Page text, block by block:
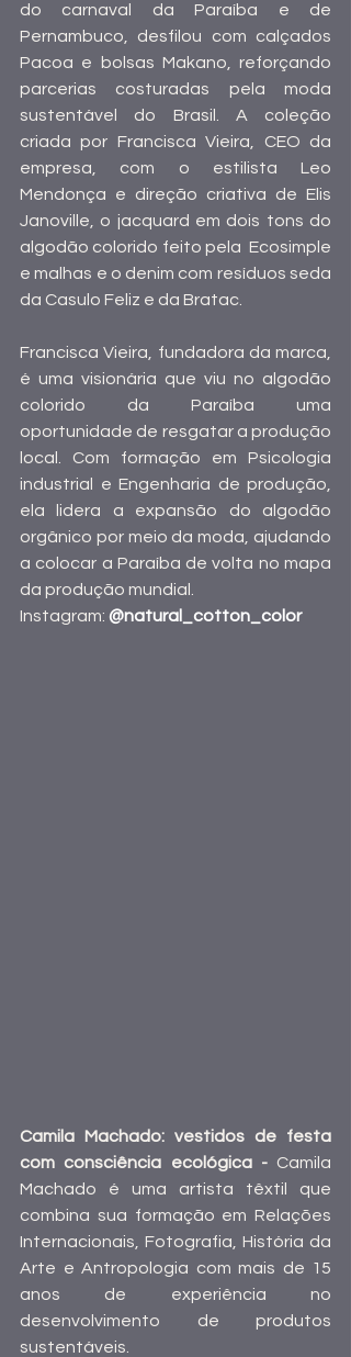
do carnaval da Paraíba e de
Pernambuco, desfilou com calçados
Pacoa e bolsas Makano, reforçando
parcerias costuradas pela moda
sustentável do Brasil. A coleção
criada por Francisca Vieira, CEO da
empresa, com o estilista Leo
Mendonça e direção criativa de Elis
Janoville, o jacquard em dois tons do
algodão colorido feito pela  Ecosimple
e malhas e o denim com resíduos seda
da Casulo Feliz e da Bratac.
Francisca Vieira, fundadora da marca,
é uma visionária que viu no algodão
colorido da Paraíba uma
oportunidade de resgatar a produção
local. Com formação em Psicologia
industrial e Engenharia de produção,
ela lidera a expansão do algodão
orgânico por meio da moda, ajudando
a colocar a Paraíba de volta no mapa
da produção mundial.
Instagram: @natural_cotton_color
Camila Machado: vestidos de festa
com consciência ecológica - Camila
Machado é uma artista têxtil que
combina sua formação em Relações
Internacionais, Fotografia, História da
Arte e Antropologia com mais de 15
anos de experiência no
desenvolvimento de produtos
sustentáveis.